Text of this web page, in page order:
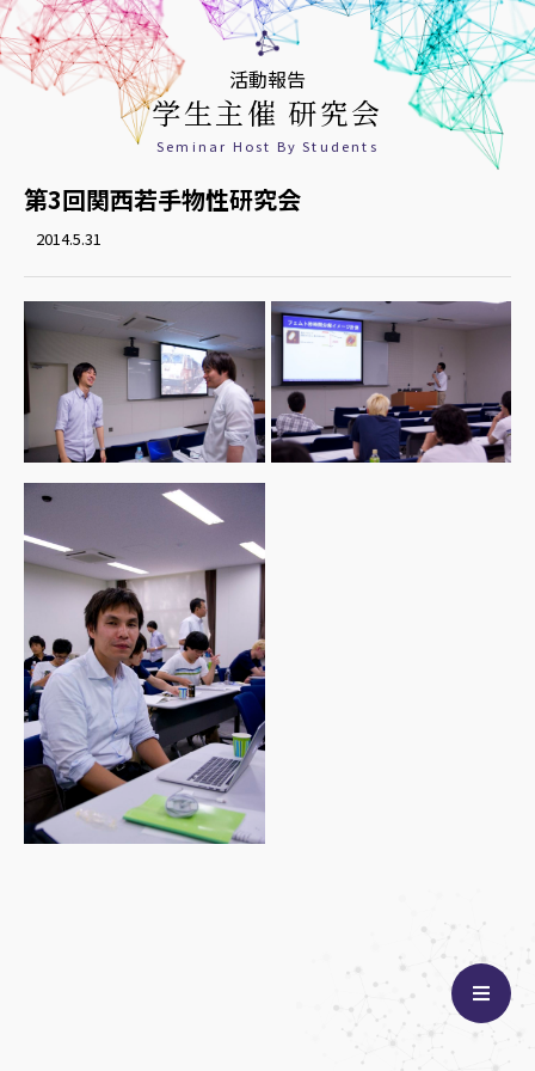
活動報告
学生主催 研究会
Seminar Host By Students
第3回関西若手物性研究会
2014.5.31